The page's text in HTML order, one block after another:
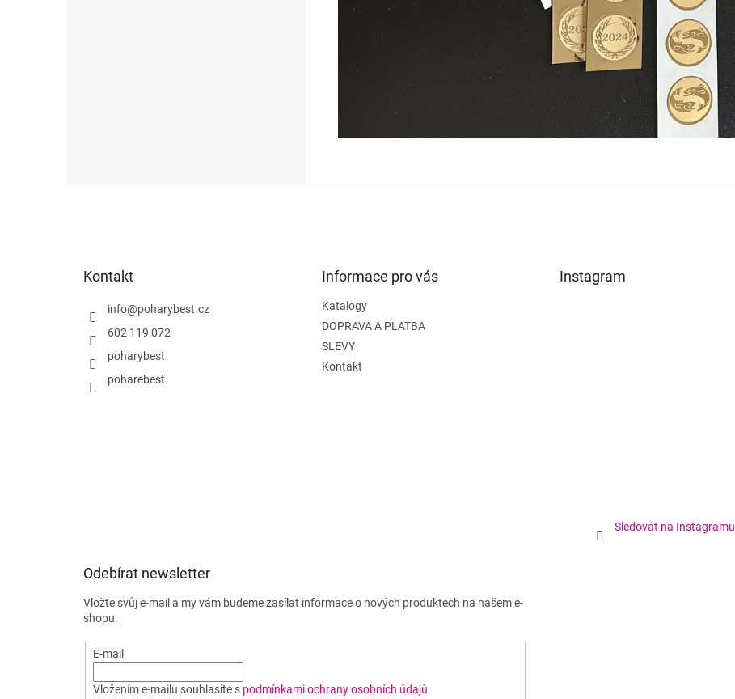
Kontakt
info@poharybest.cz
602 119 072
poharybest
poharebest
Informace pro vás
Katalogy
DOPRAVA A PLATBA
SLEVY
Kontakt
Instagram
Sledovat na Instagramu
Odebírat newsletter
Vložte svůj e-mail a my vám budeme zasílat informace o nových produktech na našem e-
shopu.
E-mail
Vložením e-mailu souhlasíte s podmínkami ochrany osobních údajů